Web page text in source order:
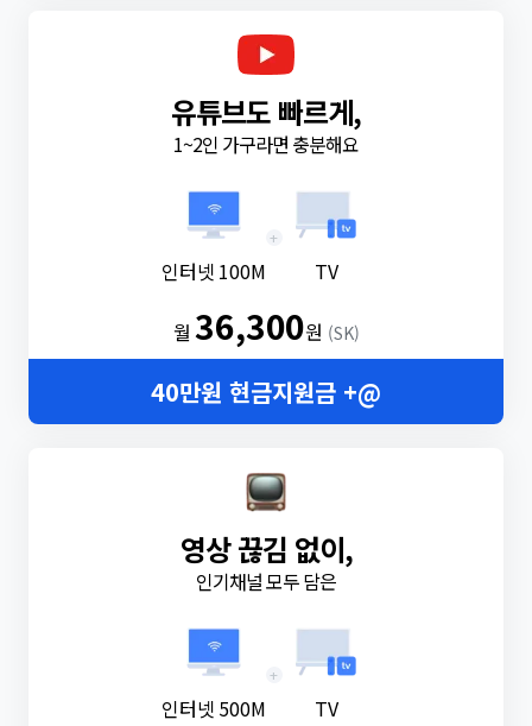
유튜브도 빠르게,
1~2인 가구라면 충분해요
인터넷 100M
+
TV
월36,300원 (SK)
40만원 현금지원금 +@
영상 끊김 없이,
인기채널 모두 담은
인터넷 500M
+
TV